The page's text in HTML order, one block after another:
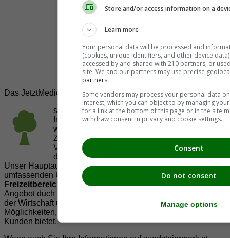
Das JetztMedien.com Medien Netzwerk
suedsteiermark.at ist eine von vielen
Internetadressen derJetztMedien.com Medien,
welche es sich zur Aufgabe gemacht hat, in
Zusammenarbeit mit regionalen Firmen,
Vereinen und Institutionen die
Vielfälltigkeit
der Region Südsteiermark zu präsentieren.
Unser Hauptaugenmerk liegt dabei, der Bevölkerung einen
umfassenden Überblick der Möglichkeiten im
Freizeitbereich
zu vermittelt. Abgerundet wird dieses
Angebot duch Informationen zur regionalen
der Wirtschaft und der Präsentation der zahlreichen
Möglichkeiten, welche die
Kunden bietet.
Store and/or access information on a
Learn more
Your personal data will be processed and
(cookies, unique identifiers, and other device
accessed by and shared with 210 partners, or
site. We and our partners may use precise
partners.
Some vendors may process your personal data
interest, which you can object to by managing
for a link at the bottom of this page or in the site
withdraw consent in privacy and cookie settings.
Consent
Do not consent
Manage options